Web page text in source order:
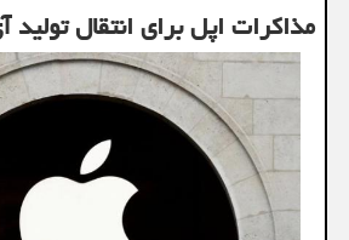
مذاکرات اپل برای انتقال